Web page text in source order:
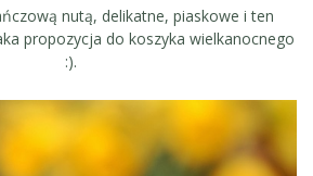
nutą, delikatne, piaskowe i ten
propozycja do koszyka wielkanocnego
:).